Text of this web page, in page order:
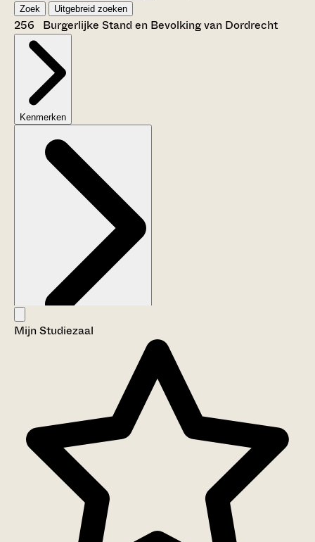
Zoek Uitgebreid zoeken
256 Burgerlijke Stand en Bevolking van Dordrecht
Kenmerken
Aanwijzingen voor de gebruiker
Mijn Studiezaal